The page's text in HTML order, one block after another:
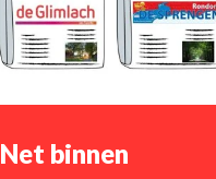
Net binnen